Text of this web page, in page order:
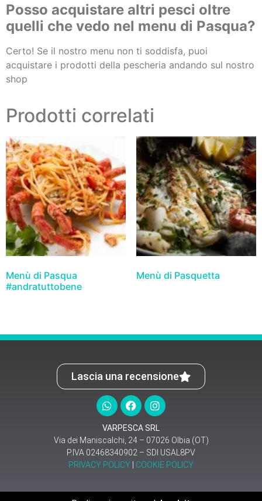
Posso acquistare altri pesci oltre
quelli che vedo nel menu di Pasqua?
Certo! Se il nostro menu non ti soddisfa, puoi
acquistare i prodotti della pescheria andando sul nostro
shop
Prodotti correlati
Menù di Pasqua
#andratuttobene
Menù di Pasquetta
Lascia una recensione
VARPESCA SRL
Via dei Maniscalchi, 24 – 07026 Olbia (OT)
P.IVA 02468340902 – SDI USAL8PV
PRIVACY POLICY
COOKIE POLICY